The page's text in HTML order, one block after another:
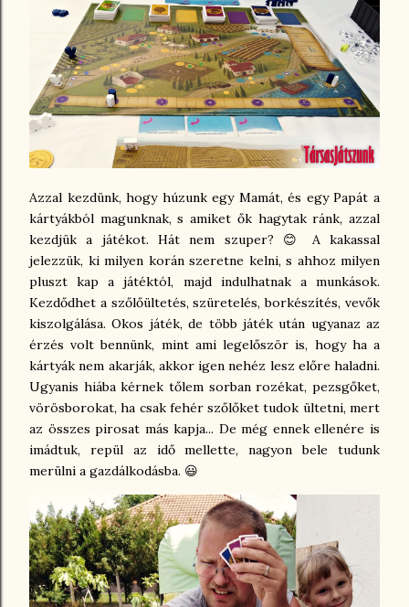
Azzal kezdünk, hogy húzunk egy Mamát, és egy Papát a
kártyákból magunknak, s amiket ők hagytak ránk, azzal
kezdjük a játékot. Hát nem szuper? 😊 A kakassal
jelezzük, ki milyen korán szeretne kelni, s ahhoz milyen
pluszt kap a játéktól, majd indulhatnak a munkások.
Kezdődhet a szőlőültetés, szüretelés, borkészítés, vevők
kiszolgálása. Okos játék, de több játék után ugyanaz az
érzés volt bennünk, mint ami legelőször is, hogy ha a
kártyák nem akarják, akkor igen nehéz lesz előre haladni.
Ugyanis hiába kérnek tőlem sorban rozékat, pezsgőket,
vörösborokat, ha csak fehér szőlőket tudok ültetni, mert
az összes pirosat más kapja... De még ennek ellenére is
imádtuk, repül az idő mellette, nagyon bele tudunk
merülni a gazdálkodásba. 😃